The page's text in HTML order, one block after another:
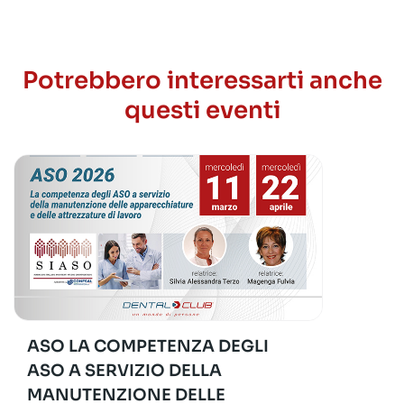
Potrebbero interessarti anche
questi eventi
ASO LA COMPETENZA DEGLI
ASO A SERVIZIO DELLA
MANUTENZIONE DELLE